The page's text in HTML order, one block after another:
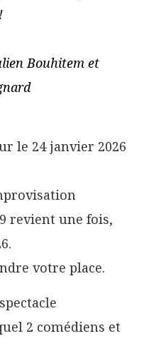
Bouhitem et
le 24 janvier 2026
revient une fois,
votre place.
2 comédiens et